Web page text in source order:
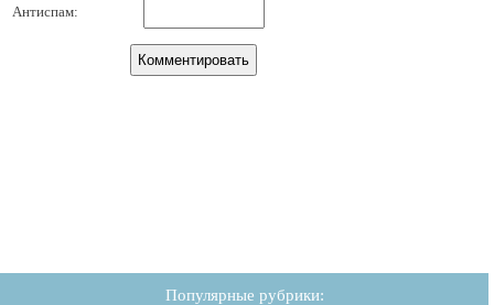
Антиспам:
Популярные рубрики: